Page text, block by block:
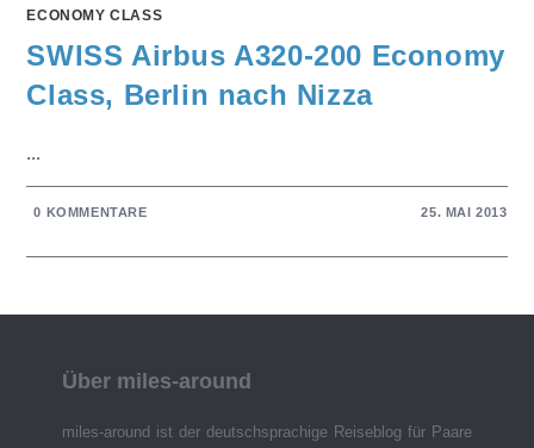
ECONOMY CLASS
SWISS Airbus A320-200 Economy
Class, Berlin nach Nizza
...
0 KOMMENTARE 25. MAI 2013
Über miles-around
miles-around ist der deutschsprachige Reiseblog für Paare